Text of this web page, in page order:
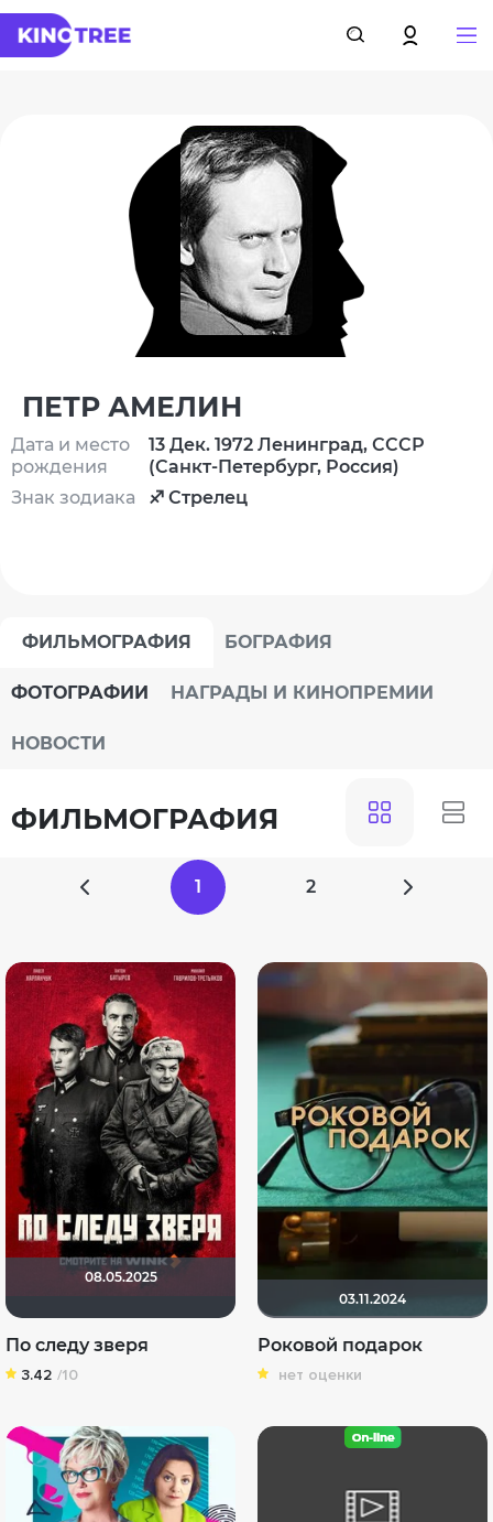
ПЕТР АМЕЛИН
Дата и место
рождения
Знак зодиака
13 Дек. 1972 Ленинград, СССР
(Санкт-Петербург, Россия)
♐ Стрелец
ФИЛЬМОГРАФИЯ БОГРАФИЯ
ФОТОГРАФИИ НАГРАДЫ И КИНОПРЕМИИ
НОВОСТИ
ФИЛЬМОГРАФИЯ
1 2
08.05.2025
По следу зверя
3.42 /10
03.11.2024
Роковой подарок
нет оценки